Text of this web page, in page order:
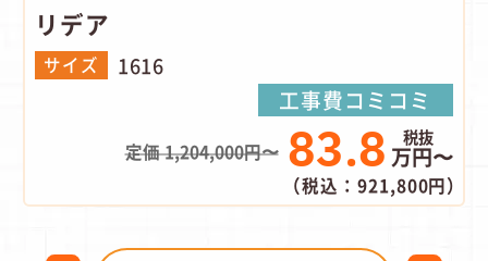
リデア
サイズ 1616
工事費コミコミ
定価 1,204,000円〜 83.8 万円〜
（税込：921,800円）